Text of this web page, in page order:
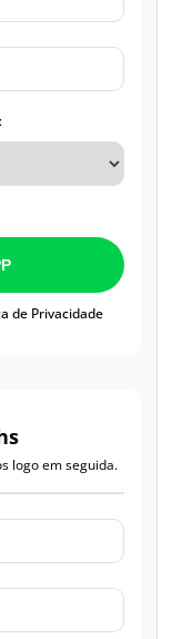
de Privacidade
logo em seguida.